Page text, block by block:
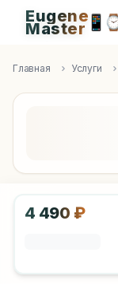
Apple
Eugene
Master📱
Главная Услуги
4 490 ₽